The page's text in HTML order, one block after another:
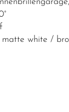
matte white /